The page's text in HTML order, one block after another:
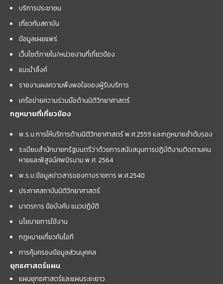
บริการประชาชน
เกี่ยวกับสถาบัน
ข้อมูลเผยแพร่
เว็บไซต์ภายใน/หน่วยงานที่เกี่ยวข้อง
แนะนำลิ้งค์
รายงานผลความพึงพอใจของผู้รับบริการ
เครือข่ายความร่วมมือด้านนิติวิทยาศาสตร์
กฎหมายที่เกี่ยวข้อง
พ.ร.บ.การให้บริการด้านนิติวิทยาศาสตร์ พ.ศ.2559 และกฏหมายลำดับรอง
ระเบียบสำนักนายกรัฐมนตรีว่าด้วยการสนับสนุนการปฏิบัติงานติดตามคน
หายและพิสูจน์ศพนิรนาม พ.ศ. 2564
พ.ร.บ.ข้อมูลข่าวสารของทางราชการ พ.ศ.2540
ประกาศสถาบันนิติวิทยาศาสตร์
มาตรการ ข้อบังคับ แนวปฏิบัติ
นโยบายการใช้งาน
กฎหมายเกี่ยวกับไอที
การคุ้มครองข้อมูลส่วนบุคคล
ยุทธศาสตร์แผน
แผนยุทธศาสตร์และแผนระยะยาว